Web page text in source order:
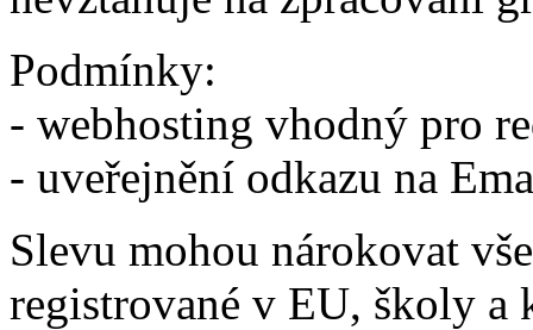
Podmínky:
- webhosting vhodný pro
- uveřejnění odkazu na
Slevu mohou nárokovat
registrované v EU, školy a